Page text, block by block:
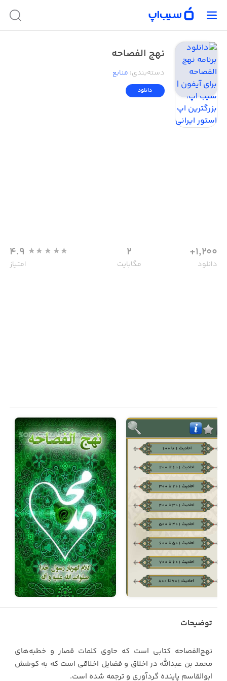
نهج الفصاحه
دسته‌بندی: منابع
دانلود
1,200+
دانلود
2
مگابایت
4.9
امتیاز
توضیحات
نهج‌الفصاحه کتابی است که حاوی کلمات قصار و خطبه‌های
محمد بن عبدالله در اخلاق و فضایل اخلاقی است که به کوشش
ابوالقاسم پاینده گردآوری و ترجمه شده است.